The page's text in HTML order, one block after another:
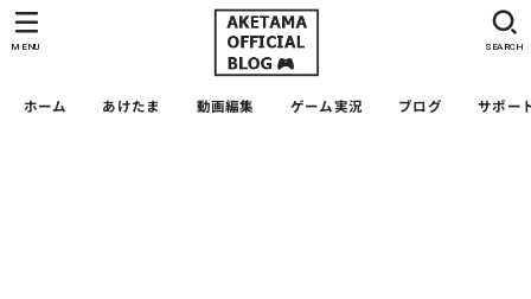
ホーム あけたま 動画編集 ゲーム実況 ブログ サポー
SEARCH
MENU